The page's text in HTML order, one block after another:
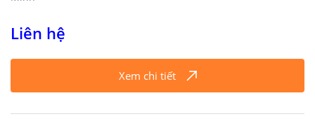
Liên hệ
Xem chi tiết